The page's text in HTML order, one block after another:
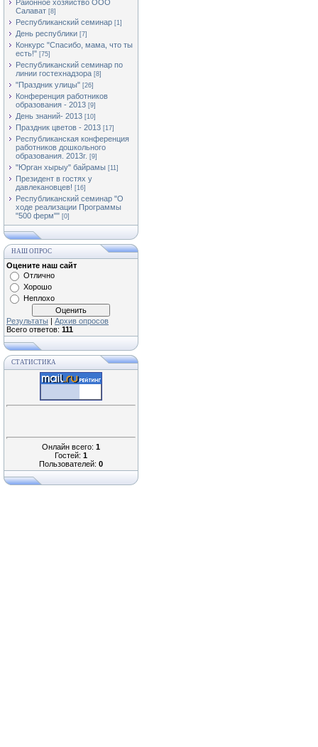
Районное хозяйство ООО
Салават [8]
Республиканский семинар [1]
День республики [7]
Конкурс "Спасибо, мама, что ты
есть!" [75]
Республиканский семинар по
линии гостехнадзора [8]
"Праздник улицы" [26]
Конференция работников
образования - 2013 [9]
День знаний- 2013 [10]
Праздник цветов - 2013 [17]
Республиканская конференция
работников дошкольного
образования. 2013г. [9]
"Юрган хырыу" байрамы [11]
Президент в гостях у
давлекановцев! [16]
Республиканский семинар "О
ходе реализации Программы
"500 ферм"" [0]
НАШ ОПРОС
Оцените наш сайт
Отлично
Хорошо
Неплохо
Результаты | Архив опросов
Всего ответов: 111
СТАТИСТИКА
Онлайн всего: 1
Гостей: 1
Пользователей: 0